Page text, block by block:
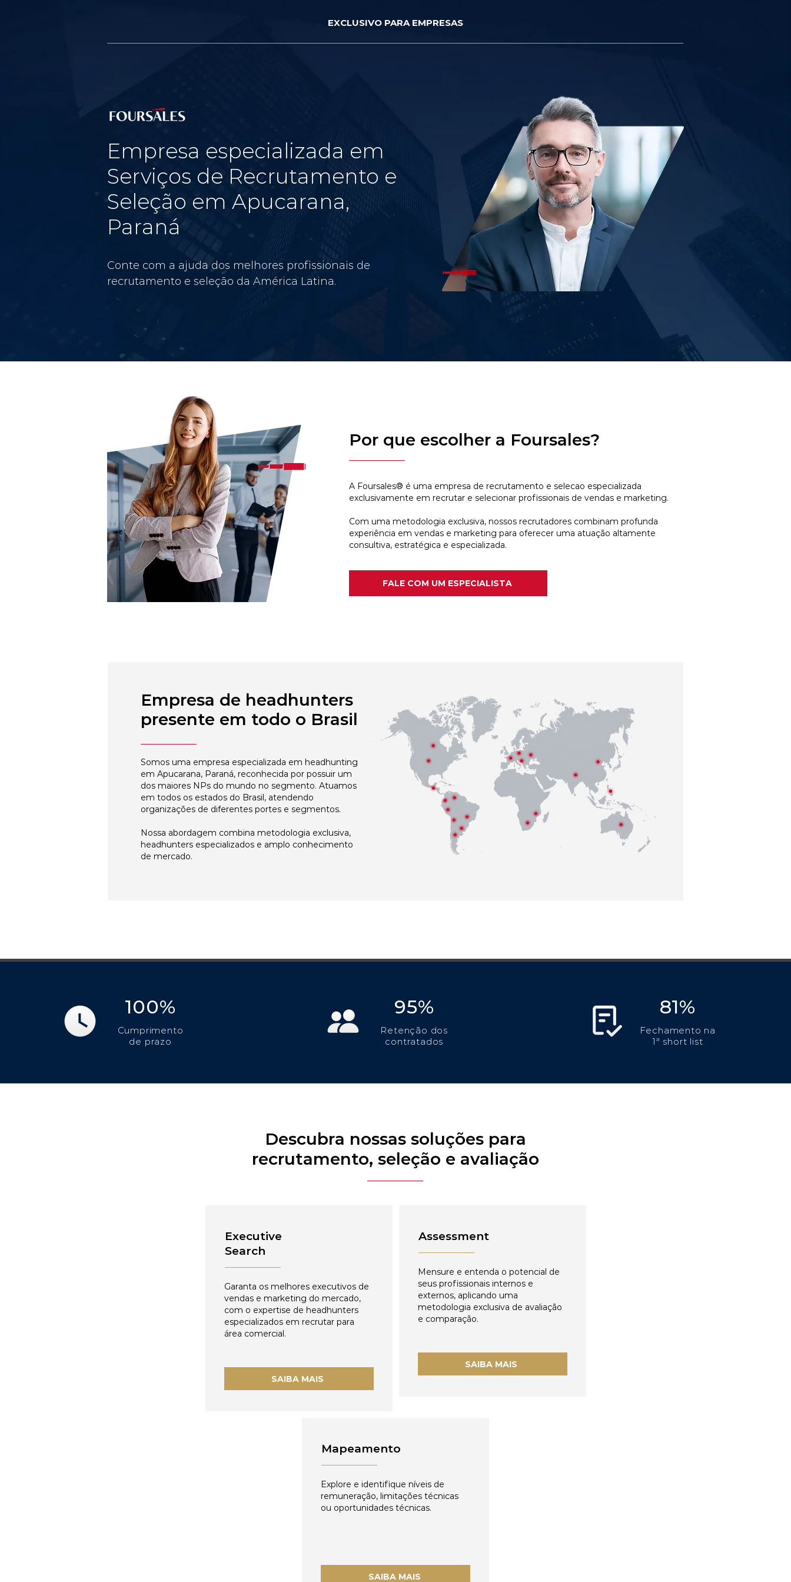
EXCLUSIVO PARA EMPRESAS
Empresa especializada em
Serviços de Recrutamento e
Seleção em Apucarana,
Paraná
Conte com a ajuda dos melhores profissionais de
recrutamento e seleção da América Latina.
Por que escolher a Foursales?
A Foursales® é uma empresa de recrutamento e selecao especializada
exclusivamente em recrutar e selecionar profissionais de vendas e marketing.
Com uma metodologia exclusiva, nossos recrutadores combinam profunda
experiência em vendas e marketing para oferecer uma atuação altamente
consultiva, estratégica e especializada.
FALE COM UM ESPECIALISTA
Empresa de headhunters
presente em todo o Brasil
Somos uma empresa especializada em headhunting
em Apucarana, Paraná, reconhecida por possuir um
dos maiores NPs do mundo no segmento. Atuamos
em todos os estados do Brasil, atendendo
organizações de diferentes portes e segmentos.
Nossa abordagem combina metodologia exclusiva,
headhunters especializados e amplo conhecimento
de mercado.
100%
Cumprimento
de prazo
95%
Retenção dos
contratados
81%
Fechamento na
1ª short list
Descubra nossas soluções para
recrutamento, seleção e avaliação
Executive
Search
Garanta os melhores executivos de
vendas e marketing do mercado,
com o expertise de headhunters
especializados em recrutar para
área comercial.
SAIBA MAIS
Assessment
Mensure e entenda o potencial de
seus profissionais internos e
externos, aplicando uma
metodologia exclusiva de avaliação
e comparação.
SAIBA MAIS
Mapeamento
Explore e identifique níveis de
remuneração, limitações técnicas
ou oportunidades técnicas.
SAIBA MAIS